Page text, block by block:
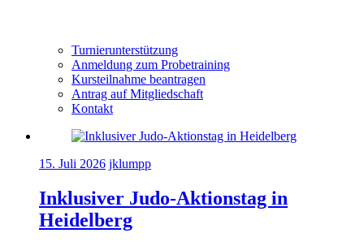
Turnierunterstützung
Anmeldung zum Probetraining
Kursteilnahme beantragen
Antrag auf Mitgliedschaft
Kontakt
15. Juli 2026 jklumpp
Inklusiver Judo-Aktionstag in
Heidelberg